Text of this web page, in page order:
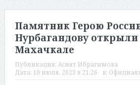
Памятник Герою
Нурбагандову открыли
Махачкале
Публикация: Асият Ибрагимова
Дата: 10 июля, 2023 в 21:26 в: